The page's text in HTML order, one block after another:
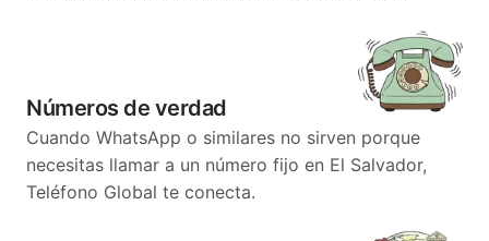
Números de verdad
Cuando WhatsApp o similares no sirven porque
necesitas llamar a un número fijo en El Salvador,
Teléfono Global te conecta.